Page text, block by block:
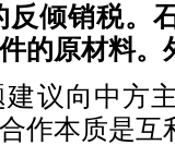
倾销税。
的原材料
议向中方
作本质是互